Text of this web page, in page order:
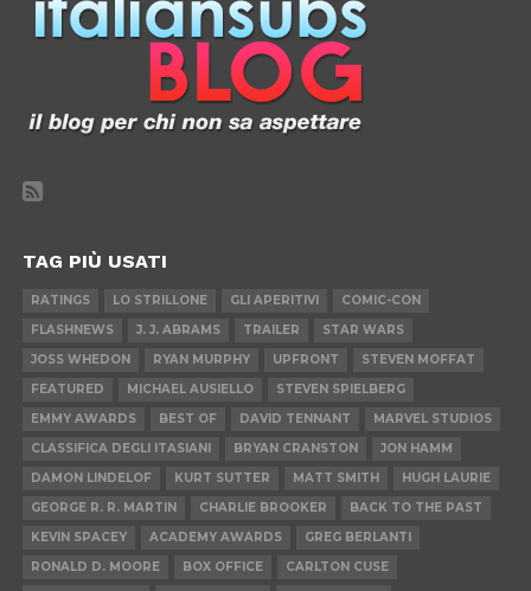
TAG PIÙ USATI
RATINGS LO STRILLONE GLI APERITIVI
COMIC-CON
FLASHNEWS
J. J. ABRAMS TRAILER
STAR WARS
JOSS WHEDON
RYAN MURPHY UPFRONT
STEVEN MOFFAT
FEATURED
MICHAEL AUSIELLO
STEVEN SPIELBERG
EMMY AWARDS
BEST OF DAVID TENNANT
MARVEL STUDIOS
CLASSIFICA DEGLI ITASIANI
BRYAN CRANSTON
JON HAMM
DAMON LINDELOF
KURT SUTTER MATT SMITH
HUGH LAURIE
GEORGE R. R. MARTIN
CHARLIE BROOKER
BACK TO THE PAST
KEVIN SPACEY
ACADEMY AWARDS
GREG BERLANTI
RONALD D. MOORE
BOX OFFICE
CARLTON CUSE